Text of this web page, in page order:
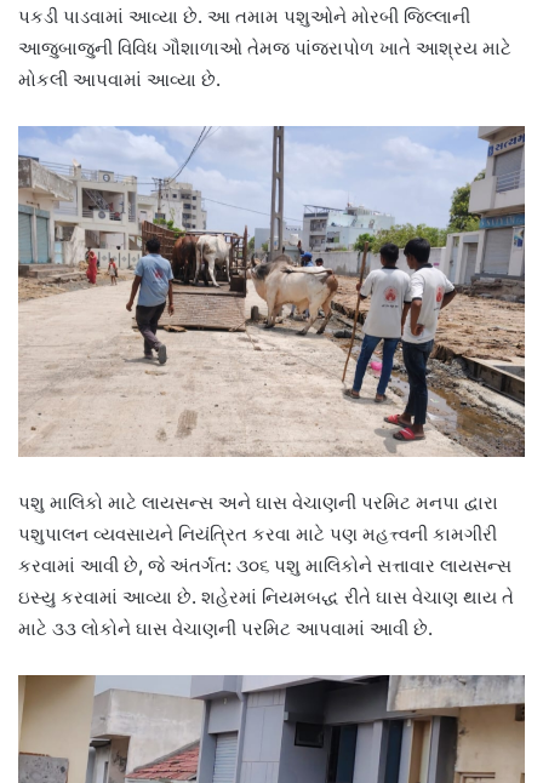
પકડી પાડવામાં આવ્યા છે. આ તમામ પશુઓને મોરબી જિલ્લાની
આજુબાજુની વિવિધ ગૌશાળાઓ તેમજ પાંજરાપોળ ખાતે આશ્રય માટે
મોકલી આપવામાં આવ્યા છે.
પશુ માલિકો માટે લાયસન્સ અને ઘાસ વેચાણની પરમિટ મનપા દ્વારા
પશુપાલન વ્યવસાયને નિયંત્રિત કરવા માટે પણ મહત્ત્વની કામગીરી
કરવામાં આવી છે, જે અંતર્ગત: ૩૦૬ પશુ માલિકોને સત્તાવાર લાયસન્સ
ઇસ્યુ કરવામાં આવ્યા છે. શહેરમાં નિયમબદ્ધ રીતે ઘાસ વેચાણ થાય તે
માટે ૩૩ લોકોને ઘાસ વેચાણની પરમિટ આપવામાં આવી છે.